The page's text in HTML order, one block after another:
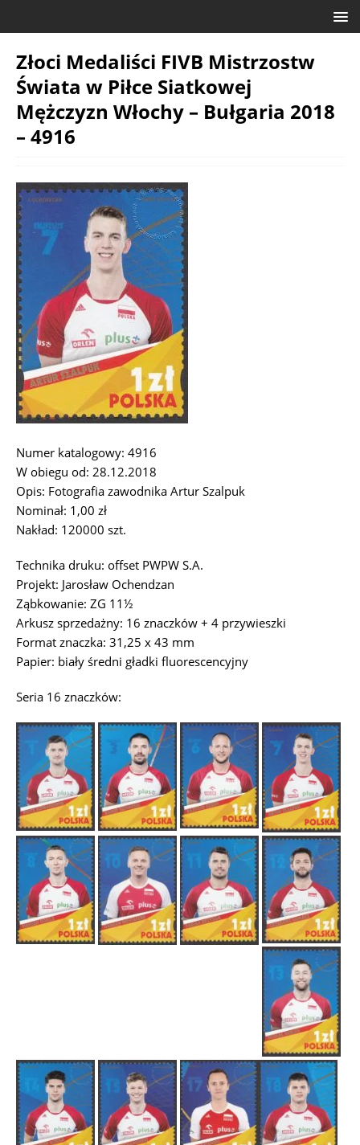
Złoci Medaliści FIVB Mistrzostw
Świata w Piłce Siatkowej
Mężczyzn Włochy – Bułgaria 2018
– 4916
Numer katalogowy: 4916
W obiegu od: 28.12.2018
Opis: Fotografia zawodnika Artur Szalpuk
Nominał: 1,00 zł
Nakład: 120000 szt.
Technika druku: offset PWPW S.A.
Projekt: Jarosław Ochendzan
Ząbkowanie: ZG 11½
Arkusz sprzedażny: 16 znaczków + 4 przywieszki
Format znaczka: 31,25 x 43 mm
Papier: biały średni gładki fluorescencyjny
Seria 16 znaczków: